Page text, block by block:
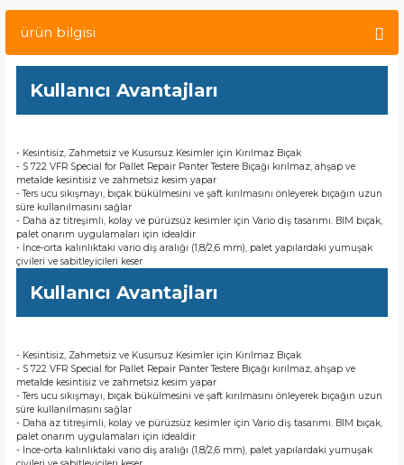
ürün bilgisi
Kullanıcı Avantajları
- Kesintisiz, Zahmetsiz ve Kusursuz Kesimler için Kırılmaz Bıçak
- S 722 VFR Special for Pallet Repair Panter Testere Bıçağı kırılmaz, ahşap ve
metalde kesintisiz ve zahmetsiz kesim yapar
- Ters ucu sıkışmayı, bıçak bükülmesini ve şaft kırılmasını önleyerek bıçağın uzun
süre kullanılmasını sağlar
- Daha az titreşimli, kolay ve pürüzsüz kesimler için Vario diş tasarımı. BIM bıçak,
palet onarım uygulamaları için idealdir
- İnce-orta kalınlıktaki vario diş aralığı (1,8/2,6 mm), palet yapılardaki yumuşak
çivileri ve sabitleyicileri keser
Kullanıcı Avantajları
- Kesintisiz, Zahmetsiz ve Kusursuz Kesimler için Kırılmaz Bıçak
- S 722 VFR Special for Pallet Repair Panter Testere Bıçağı kırılmaz, ahşap ve
metalde kesintisiz ve zahmetsiz kesim yapar
- Ters ucu sıkışmayı, bıçak bükülmesini ve şaft kırılmasını önleyerek bıçağın uzun
süre kullanılmasını sağlar
- Daha az titreşimli, kolay ve pürüzsüz kesimler için Vario diş tasarımı. BIM bıçak,
palet onarım uygulamaları için idealdir
- İnce-orta kalınlıktaki vario diş aralığı (1,8/2,6 mm), palet yapılardaki yumuşak